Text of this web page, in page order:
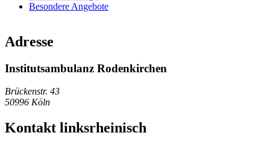
Besondere Angebote
Kontakt linksrheinisch
Adresse
Institutsambulanz Rodenkirchen
Brückenstr. 43
50996 Köln